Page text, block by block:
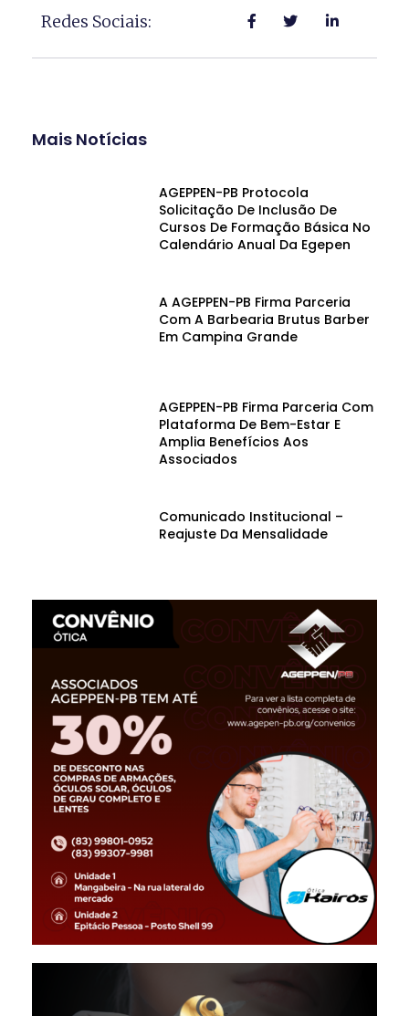
Redes Sociais:
Mais Notícias
AGEPPEN-PB Protocola
Solicitação De Inclusão De
Cursos De Formação Básica No
Calendário Anual Da Egepen
A AGEPPEN-PB Firma Parceria
Com A Barbearia Brutus Barber
Em Campina Grande
AGEPPEN-PB Firma Parceria Com
Plataforma De Bem-Estar E
Amplia Benefícios Aos
Associados
Comunicado Institucional –
Reajuste Da Mensalidade